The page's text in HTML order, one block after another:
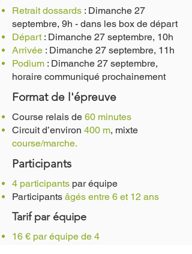
Retrait dossards : Dimanche 27
septembre, 9h - dans les box de départ
Départ: Dimanche 27 septembre, 10h
Arrivée : Dimanche 27 septembre, 11h
Podium : Dimanche 27 septembre,
horaire communiqué prochainement
Format de l'épreuve
Course relais de 60 minutes
Circuit d’environ 400 m, mixte
course/marche.
Participants
4 participants par équipe
Participants âgés entre 6 et 12 ans
Tarif par équipe
16 € par équipe de 4